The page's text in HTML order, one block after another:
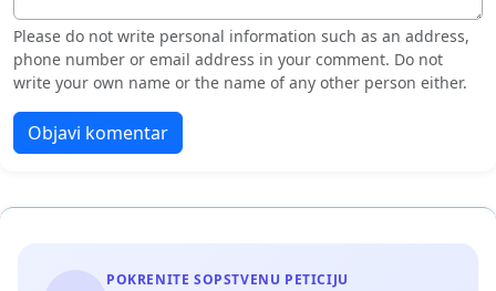
Please do not write personal information such as an address,
phone number or email address in your comment. Do not
write your own name or the name of any other person either.
Objavi komentar
POKRENITE SOPSTVENU PETICIJU